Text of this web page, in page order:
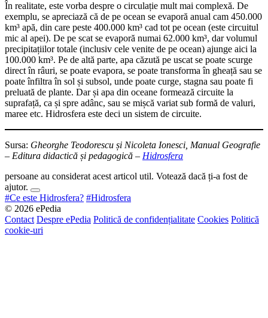
În realitate, este vorba despre o circulație mult mai complexă. De
exemplu, se apreciază că de pe ocean se evaporă anual cam 450.000
km³ apă, din care peste 400.000 km³ cad tot pe ocean (este circuitul
mic al apei). De pe scat se evaporă numai 62.000 km³, dar volumul
precipitațiilor totale (inclusiv cele venite de pe ocean) ajunge aici la
100.000 km³. Pe de altă parte, apa căzută pe uscat se poate scurge
direct în râuri, se poate evapora, se poate transforma în gheață sau se
poate înfiltra în sol și subsol, unde poate curge, stagna sau poate fi
preluată de plante. Dar și apa din oceane formează circuite la
suprafață, ca și spre adânc, sau se mișcă variat sub formă de valuri,
maree etc. Hidrosfera este deci un sistem de circuite.
Sursa: Gheorghe Teodorescu și Nicoleta Ionesci, Manual Geografie
– Editura didactică și pedagogică – Hidrosfera
persoane au considerat acest articol util. Votează dacă ți-a fost de
ajutor.
#Ce este Hidrosfera? #Hidrosfera
© 2026 ePedia
Contact Despre ePedia Politică de confidențialitate Cookies Politică
cookie-uri